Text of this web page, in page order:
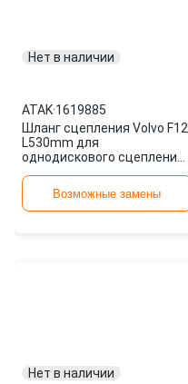
Нет в наличии
ATAK·1619885
Шланг сцепления Volvo F12
L530mm для
однодискового сцепления
Возможные замены
Нет в наличии